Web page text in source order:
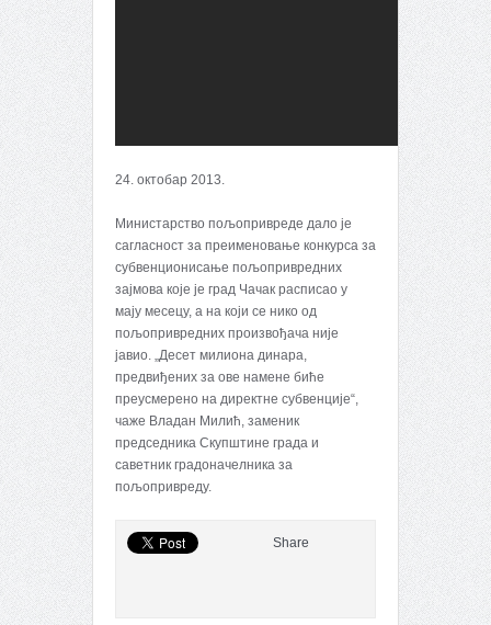
24. октобар 2013.
Министарство пољопривреде дало је
сагласност за преименовање конкурса за
субвенционисање пољопривредних
зајмова које је град Чачак расписао у
мају месецу, а на који се нико од
пољопривредних произвођача није
јавио. „Десет милиона динара,
предвиђених за ове намене биће
преусмерено на директне субвенције“,
чаже Владан Милић, заменик
председника Скупштине града и
саветник градоначелника за
пољопривреду.
Share